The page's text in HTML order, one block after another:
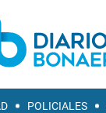
POLICIALES